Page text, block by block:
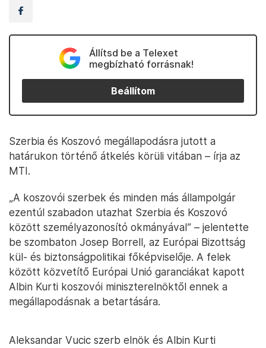
Állítsd be a Telexet
megbízható forrásnak!
Beállítom
Szerbia és Koszovó megállapodásra jutott a
határukon történő átkelés körüli vitában – írja az
MTI.
„A koszovói szerbek és minden más állampolgár
ezentúl szabadon utazhat Szerbia és Koszovó
között személyazonosító okmányával” – jelentette
be szombaton Josep Borrell, az Európai Bizottság
kül- és biztonságpolitikai főképviselője. A felek
között közvetítő Európai Unió garanciákat kapott
Albin Kurti koszovói miniszterelnöktől ennek a
megállapodásnak a betartására.
Aleksandar Vucic szerb elnök és Albin Kurti